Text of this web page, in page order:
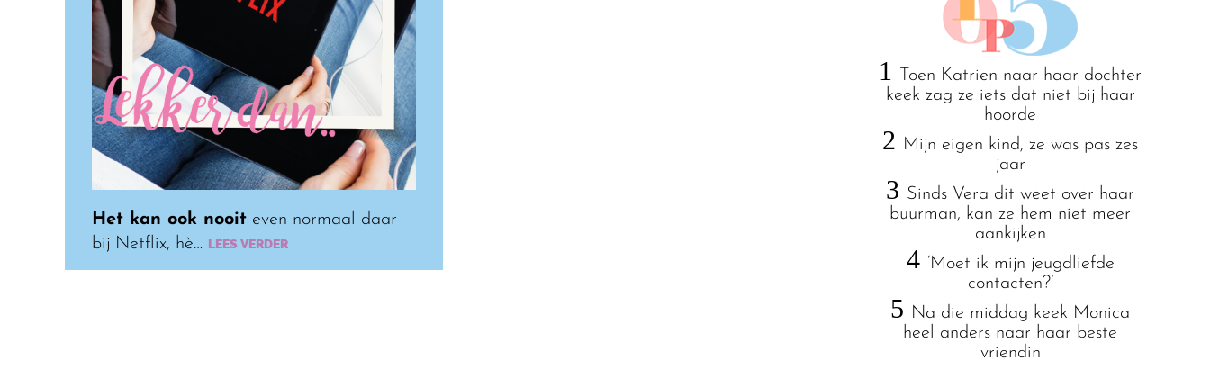
Het kan ook nooit even normaal daar
bij Netflix, hè… LEES VERDER
1
Toen Katrien naar haar dochter
keek zag ze iets dat niet bij haar
hoorde
2 Mijn eigen kind, ze was pas zes
jaar
3 Sinds Vera dit weet over haar
buurman, kan ze hem niet meer
aankijken
4 ‘Moet ik mijn jeugdliefde
contacten?’
5 Na die middag keek Monica
heel anders naar haar beste
vriendin